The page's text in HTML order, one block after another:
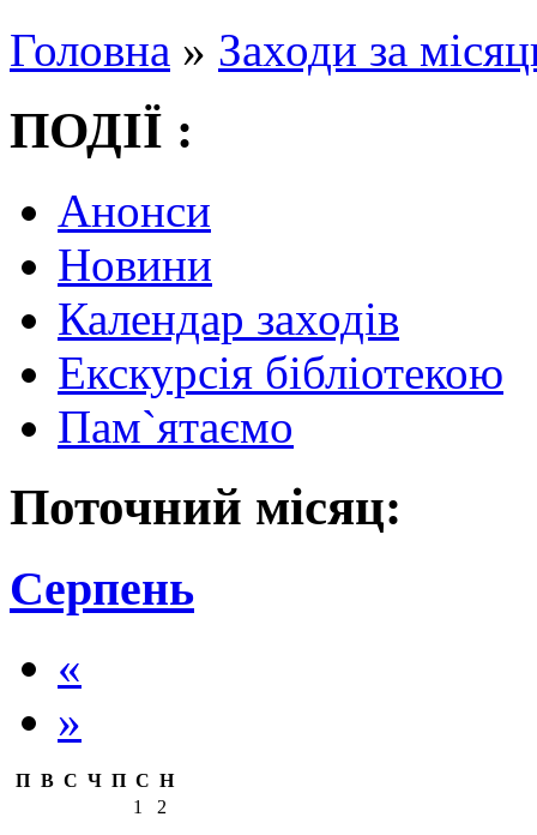
Головна » Заходи за
ПОДІЇ :
Анонси
Новини
Календар заходів
Екскурсія бібліотекою
Пам`ятаємо
Поточний місяц:
Серпень
«
»
П В С Ч П С Н
1
2